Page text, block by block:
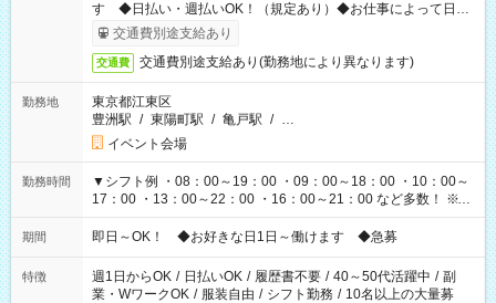
す ◆日払い・週払いOK！（規定あり）◆お仕事によって日給
も異なります
交通費別途支給あり
交通費 交通費別途支給あり(勤務地により異なります)
勤務地
東京都江東区
豊洲駅 / 東陽町駅 / 亀戸駅 / …
イベント会場
勤務時間
▼シフト例 ・08：00～19：00 ・09：00～18：00 ・10：00～
17：00 ・13：00～22：00 ・16：00～21：00 など多数！ ※お
仕事により勤務時間が異なります
期間 即日～OK！ ◆お好きな日1日～働けます ◆急募
特徴 週1日からOK / 日払いOK / 履歴書不要 / 40～50代活躍中 / 副
業・WワークOK / 服装自由 / シフト勤務 / 10名以上の大量募